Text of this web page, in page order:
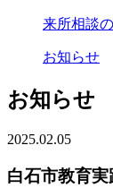
来所相談
お知らせ
お知らせ
2025.02.05
白石市教育